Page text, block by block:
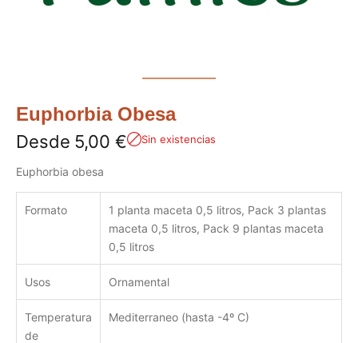
Euphorbia Obesa
Desde 5,00 € Sin existencias
Euphorbia obesa
Formato
1 planta maceta 0,5 litros, Pack 3 plantas
maceta 0,5 litros, Pack 9 plantas maceta
0,5 litros
Usos Ornamental
Temperatura
de
Mediterraneo (hasta -4º C)